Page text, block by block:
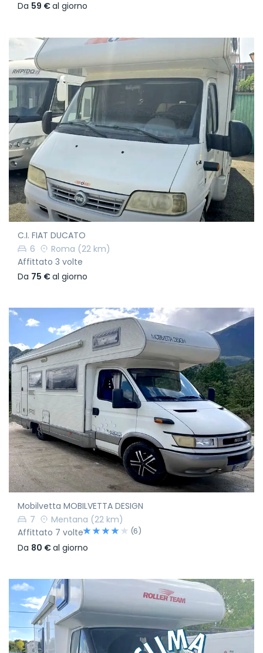
Da 59 €al giorno
C.I. FIAT DUCATO
6
Roma (22 km)
Affittato 3 volte
Da 75 €al giorno
Mobilvetta MOBILVETTA DESIGN
7
Mentana (22 km)
Affittato 7 volte
(6)
Da 80 €al giorno